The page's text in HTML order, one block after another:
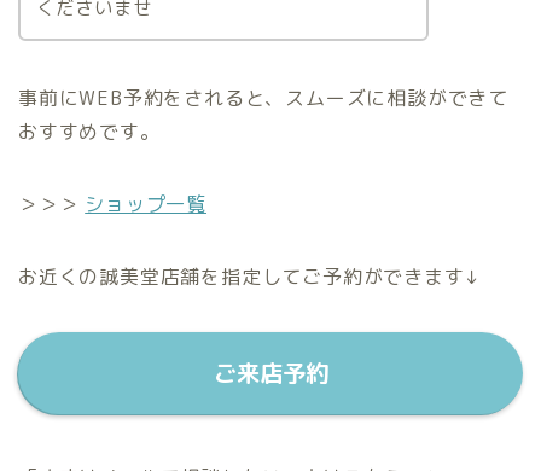
くださいませ
事前にWEB予約をされると、スムーズに相談ができて
おすすめです。
＞＞＞ ショップ一覧
お近くの誠美堂店舗を指定してご予約ができます↓
ご来店予約